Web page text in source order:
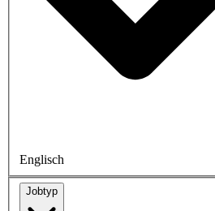
Englisch
Jobtyp